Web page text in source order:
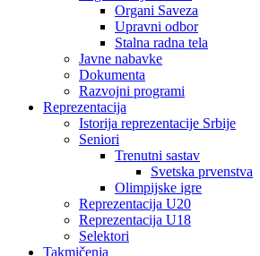
Organi Saveza
Upravni odbor
Stalna radna tela
Javne nabavke
Dokumenta
Razvojni programi
Reprezentacija
Istorija reprezentacije Srbije
Seniori
Trenutni sastav
Svetska prvenstva
Olimpijske igre
Reprezentacija U20
Reprezentacija U18
Selektori
Takmičenja